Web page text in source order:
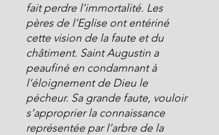
fait perdre l’immortalité. Les
pères de l’Eglise ont entériné
cette vision de la faute et du
châtiment. Saint Augustin a
peaufiné en condamnant à
l’éloignement de Dieu le
pécheur. Sa grande faute, vouloir
s’approprier la connaissance
représentée par l’arbre de la